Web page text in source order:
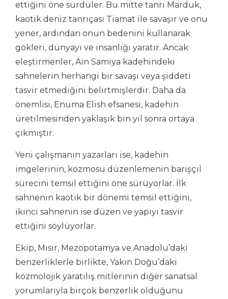
ettiğini öne sürdüler. Bu mitte tanrı Marduk,
kaotik deniz tanrıçası Tiamat ile savaşır ve onu
yener, ardından onun bedenini kullanarak
gökleri, dünyayı ve insanlığı yaratır. Ancak
eleştirmenler, Ain Samiya kadehindeki
sahnelerin herhangi bir savaşı veya şiddeti
tasvir etmediğini belirtmişlerdir. Daha da
önemlisi, Enuma Elish efsanesi, kadehin
üretilmesinden yaklaşık bin yıl sonra ortaya
çıkmıştır.
Yeni çalışmanın yazarları ise, kadehin
imgelerinin, kozmosu düzenlemenin barışçıl
sürecini temsil ettiğini öne sürüyorlar. İlk
sahnenin kaotik bir dönemi temsil ettiğini,
ikinci sahnenin ise düzen ve yapıyı tasvir
ettiğini söylüyorlar.
Ekip, Mısır, Mezopotamya ve Anadolu’daki
benzerliklerle birlikte, Yakın Doğu’daki
kozmolojik yaratılış mitlerinin diğer sanatsal
yorumlarıyla birçok benzerlik olduğunu